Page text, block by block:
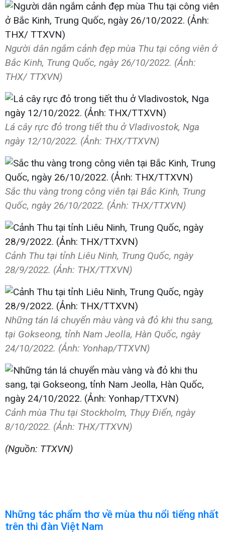
Người dân ngắm cảnh đẹp mùa Thu tại công viên ở
Bắc Kinh, Trung Quốc, ngày 26/10/2022. (Ảnh:
THX/ TTXVN)
Lá cây rực đỏ trong tiết thu ở Vladivostok, Nga
ngày 12/10/2022. (Ảnh: THX/TTXVN)
Sắc thu vàng trong công viên tại Bắc Kinh, Trung
Quốc, ngày 26/10/2022. (Ảnh: THX/TTXVN)
Cảnh Thu tại tỉnh Liêu Ninh, Trung Quốc, ngày
28/9/2022. (Ảnh: THX/TTXVN)
Những tán lá chuyển màu vàng và đỏ khi thu sang,
tại Gokseong, tỉnh Nam Jeolla, Hàn Quốc, ngày
24/10/2022. (Ảnh: Yonhap/TTXVN)
Cảnh mùa Thu tại Stockholm, Thụy Điển, ngày
8/10/2022. (Ảnh: THX/TTXVN)
(Nguồn: TTXVN)
Những tác phẩm thơ về mùa thu nổi tiếng nhất
trên thi đàn Việt Nam